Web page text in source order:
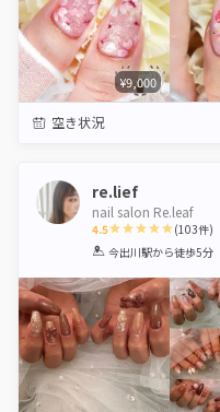
¥9,000
空き状況
re.lief
nail salon Re.leaf
4.5
1 2 3 4 5
(103件)
今出川駅から徒歩5分